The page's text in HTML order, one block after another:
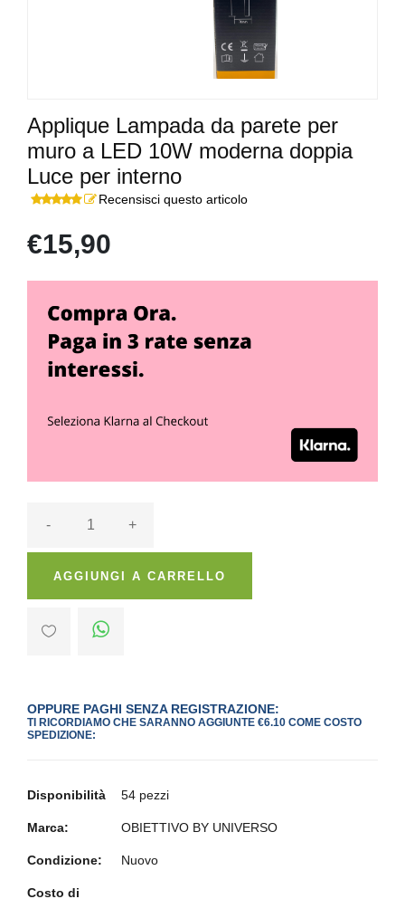
Applique Lampada da parete per
muro a LED 10W moderna doppia
Luce per interno
Recensisci questo articolo
€15,90
- +
AGGIUNGI A CARRELLO
OPPURE PAGHI SENZA REGISTRAZIONE:
TI RICORDIAMO CHE SARANNO AGGIUNTE €6.10 COME COSTO
SPEDIZIONE:
Disponibilità 54 pezzi
Marca: OBIETTIVO BY UNIVERSO
Condizione: Nuovo
Costo di